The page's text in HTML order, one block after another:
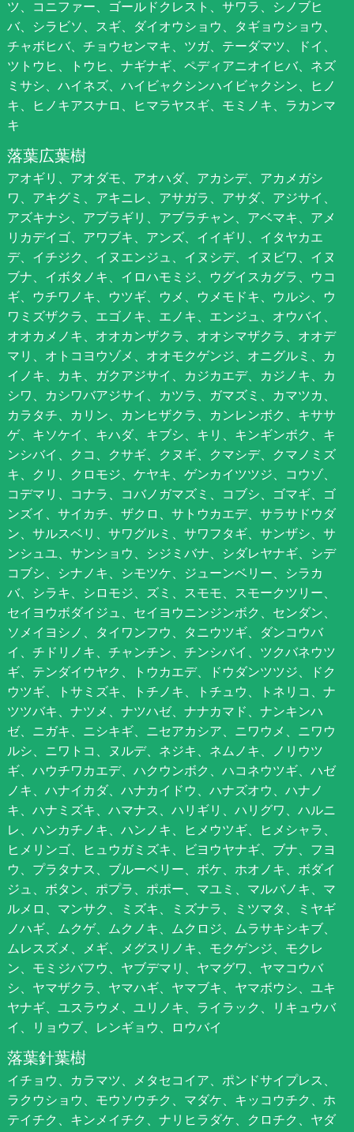
ツ、コニファー、ゴールドクレスト、サワラ、シノブヒ
バ、シラビソ、スギ、ダイオウショウ、タギョウショウ、
チャボヒバ、チョウセンマキ、ツガ、テーダマツ、ドイ、
ツトウヒ、トウヒ、ナギナギ、ペディアニオイヒバ、ネズ
ミサシ、ハイネズ、ハイビャクシンハイビャクシン、ヒノ
キ、ヒノキアスナロ、ヒマラヤスギ、モミノキ、ラカンマ
キ
落葉広葉樹
アオギリ、アオダモ、アオハダ、アカシデ、アカメガシ
ワ、アキグミ、アキニレ、アサガラ、アサダ、アジサイ、
アズキナシ、アブラギリ、アブラチャン、アベマキ、アメ
リカデイゴ、アワブキ、アンズ、イイギリ、イタヤカエ
デ、イチジク、イヌエンジュ、イヌシデ、イヌビワ、イヌ
ブナ、イボタノキ、イロハモミジ、ウグイスカグラ、ウコ
ギ、ウチワノキ、ウツギ、ウメ、ウメモドキ、ウルシ、ウ
ワミズザクラ、エゴノキ、エノキ、エンジュ、オウバイ、
オオカメノキ、オオカンザクラ、オオシマザクラ、オオデ
マリ、オトコヨウゾメ、オオモクゲンジ、オニグルミ、カ
イノキ、カキ、ガクアジサイ、カジカエデ、カジノキ、カ
シワ、カシワバアジサイ、カツラ、ガマズミ、カマツカ、
カラタチ、カリン、カンヒザクラ、カンレンボク、キササ
ゲ、キソケイ、キハダ、キブシ、キリ、キンギンボク、キ
ンシバイ、クコ、クサギ、クヌギ、クマシデ、クマノミズ
キ、クリ、クロモジ、ケヤキ、ゲンカイツツジ、コウゾ、
コデマリ、コナラ、コバノガマズミ、コブシ、ゴマギ、ゴ
ンズイ、サイカチ、ザクロ、サトウカエデ、サラサドウダ
ン、サルスベリ、サワグルミ、サワフタギ、サンザシ、サ
ンシュユ、サンショウ、シジミバナ、シダレヤナギ、シデ
コブシ、シナノキ、シモツケ、ジューンベリー、シラカ
バ、シラキ、シロモジ、ズミ、スモモ、スモークツリー、
セイヨウボダイジュ、セイヨウニンジンボク、センダン、
ソメイヨシノ、タイワンフウ、タニウツギ、ダンコウバ
イ、チドリノキ、チャンチン、チンシバイ、ツクバネウツ
ギ、テンダイウヤク、トウカエデ、ドウダンツツジ、ドク
ウツギ、トサミズキ、トチノキ、トチュウ、トネリコ、ナ
ツツバキ、ナツメ、ナツハゼ、ナナカマド、ナンキンハ
ゼ、ニガキ、ニシキギ、ニセアカシア、ニワウメ、ニワウ
ルシ、ニワトコ、ヌルデ、ネジキ、ネムノキ、ノリウツ
ギ、ハウチワカエデ、ハクウンボク、ハコネウツギ、ハゼ
ノキ、ハナイカダ、ハナカイドウ、ハナズオウ、ハナノ
キ、ハナミズキ、ハマナス、ハリギリ、ハリグワ、ハルニ
レ、ハンカチノキ、ハンノキ、ヒメウツギ、ヒメシャラ、
ヒメリンゴ、ヒュウガミズキ、ビヨウヤナギ、ブナ、フヨ
ウ、プラタナス、ブルーベリー、ボケ、ホオノキ、ボダイ
ジュ、ボタン、ポプラ、ポポー、マユミ、マルバノキ、マ
ルメロ、マンサク、ミズキ、ミズナラ、ミツマタ、ミヤギ
ノハギ、ムクゲ、ムクノキ、ムクロジ、ムラサキシキブ、
ムレスズメ、メギ、メグスリノキ、モクゲンジ、モクレ
ン、モミジバフウ、ヤブデマリ、ヤマグワ、ヤマコウバ
シ、ヤマザクラ、ヤマハギ、ヤマブキ、ヤマボウシ、ユキ
ヤナギ、ユスラウメ、ユリノキ、ライラック、リキュウバ
イ、リョウブ、レンギョウ、ロウバイ
落葉針葉樹
イチョウ、カラマツ、メタセコイア、ポンドサイプレス、
ラクウショウ、モウソウチク、マダケ、キッコウチク、ホ
テイチク、キンメイチク、ナリヒラダケ、クロチク、ヤダ